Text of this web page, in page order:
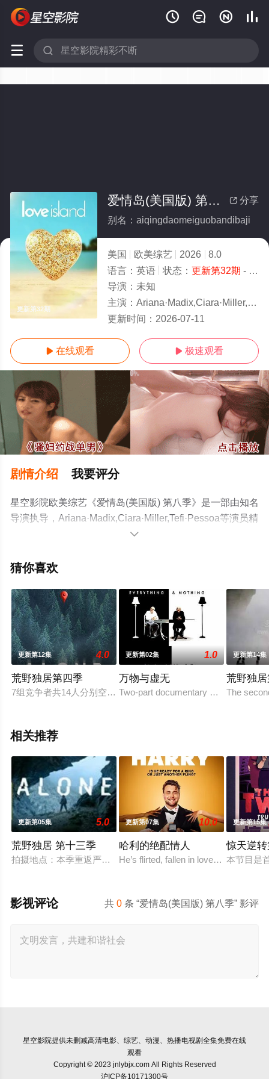
   
 
更新第32期
 分享
爱情岛(美国版) 第八季
别名：aiqingdaomeiguobandibaji
美国 欧美综艺 2026
8.0
语言： 英语 状态： 更新第32期 - 免费在线观看
导演： 未知
主演： Ariana·Madix,Ciara·Miller,Tefi·Pessoa
更新时间： 2026-07-11
 在线观看  极速观看
剧情介绍 我要评分
星空影院欧美综艺《爱情岛(美国版) 第八季》是一部由知名
导演执导，Ariana·Madix,Ciara·Miller,Tefi·Pessoa等演员精
彩演绎的美国综艺节目，手机免费观看高清无删减完整版
艺、电视猫或剧情网等平台了解。

猜你喜欢
更新第12集 4.0
荒野独居第四季
7组竞争者共14人分别空降到温哥华岛的北部，每组的两个队员
更新第02集 1.0
万物与虚无
Two-part documentary which deals
更新第14集
荒野独
The
相关推荐
更新第05集 5.0
荒野独居 第十三季
拍摄地点：本季重返严寒的北极圈，拍摄地位于加拿大西北地
更新第07集 10.0
哈利的绝配情人
He’s flirted, fallen in love, hooked up,
更新第15集
惊天逆
本节目是
共0 条 “爱情岛(美国版) 第八季” 影评
影视评论
星空影院提供未删减高清电影、综艺、动漫、热播电视剧全集免费在线
观看
Copyright © 2023 jnlybjx.com All Rights Reserved
沪ICP备10171300号